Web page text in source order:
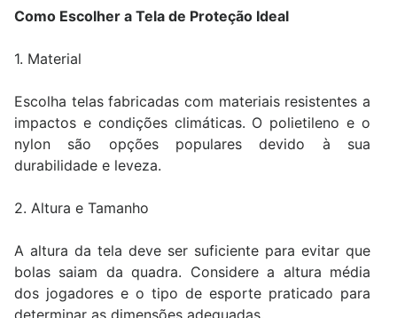
Como Escolher a Tela de Proteção Ideal
1. Material
Escolha telas fabricadas com materiais resistentes a
impactos e condições climáticas. O polietileno e o
nylon são opções populares devido à sua
durabilidade e leveza.
2. Altura e Tamanho
A altura da tela deve ser suficiente para evitar que
bolas saiam da quadra. Considere a altura média
dos jogadores e o tipo de esporte praticado para
determinar as dimensões adequadas.